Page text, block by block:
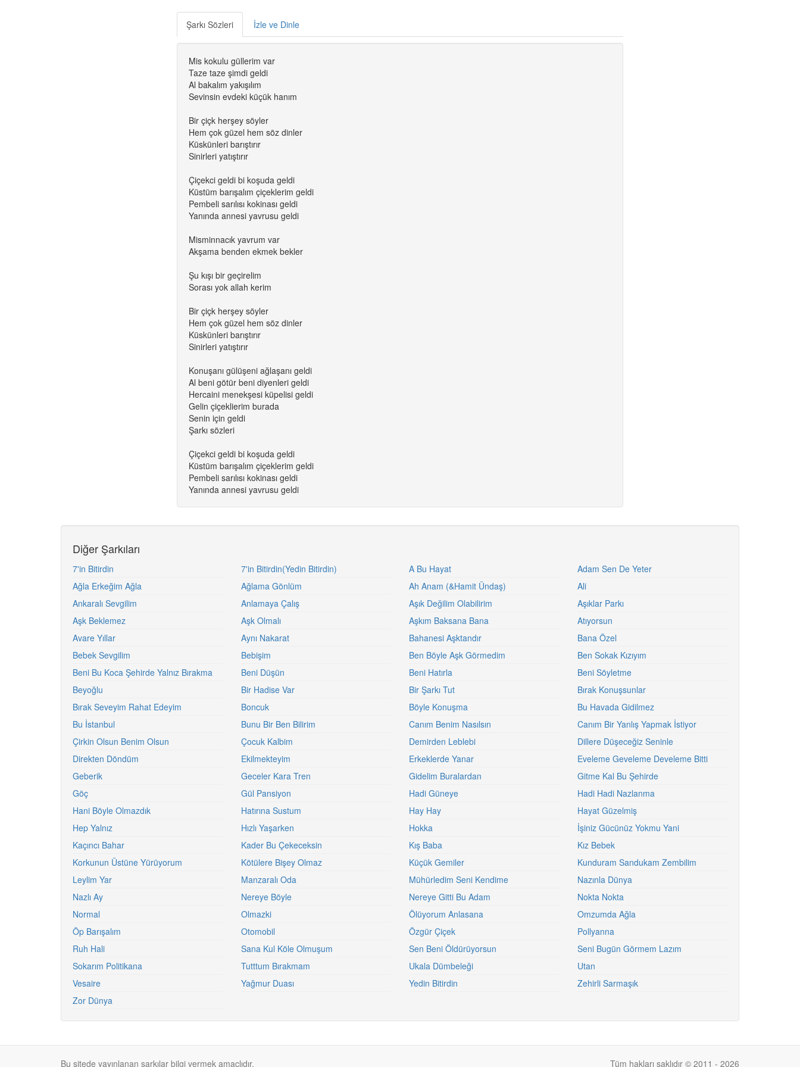
Şarkı Sözleri İzle ve Dinle
Mis kokulu güllerim var
Taze taze şimdi geldi
Al bakalım yakışılım
Sevinsin evdeki küçük hanım
Bir çiçk herşey söyler
Hem çok güzel hem söz dinler
Küskünleri barıştırır
Sinirleri yatıştırır
Çiçekci geldi bi koşuda geldi
Küstüm barışalım çiçeklerim geldi
Pembeli sarılısı kokinası geldi
Yanında annesi yavrusu geldi
Misminnacık yavrum var
Akşama benden ekmek bekler
Şu kışı bir geçirelim
Sorası yok allah kerim
Bir çiçk herşey söyler
Hem çok güzel hem söz dinler
Küskünleri barıştırır
Sinirleri yatıştırır
Konuşanı gülüşeni ağlaşanı geldi
Al beni götür beni diyenleri geldi
Hercaini menekşesi küpelisi geldi
Gelin çiçeklierim burada
Senin için geldi
Şarkı sözleri
Çiçekci geldi bi koşuda geldi
Küstüm barışalım çiçeklerim geldi
Pembeli sarılısı kokinası geldi
Yanında annesi yavrusu geldi
Diğer Şarkıları
7'in Bitirdin 7'in Bitirdin(Yedin Bitirdin) A Bu Hayat
Adam Sen De Yeter
Ağla Erkeğim Ağla
Ağlama Gönlüm Ah Anam (&Hamit Ündaş)
Ali
Ankaralı Sevgilim
Anlamaya Çalış Aşık Değilim Olabilirim
Aşıklar Parkı
Aşk Beklemez
Aşk Olmalı Aşkım Baksana Bana
Atıyorsun
Avare Yıllar
Aynı Nakarat Bahanesi Aşktandır
Bana Özel
Bebek Sevgilim
Bebişim Ben Böyle Aşk Görmedim
Ben Sokak Kızıyım
Beni Bu Koca Şehirde Yalnız Bırakma
Beni Düşün Beni Hatırla
Beni Söyletme
Beyoğlu
Bir Hadise Var Bir Şarkı Tut
Bırak Konuşsunlar
Bırak Seveyim Rahat Edeyim
Boncuk Böyle Konuşma
Bu Havada Gidilmez
Bu İstanbul
Bunu Bir Ben Bilirim Canım Benim Nasılsın
Canım Bir Yanlış Yapmak İstiyor
Çirkin Olsun Benim Olsun
Çocuk Kalbim Demirden Leblebi
Dillere Düşeceğiz Seninle
Direkten Döndüm
Ekilmekteyim Erkeklerde Yanar
Eveleme Geveleme Develeme Bitti
Geberik
Geceler Kara Tren Gidelim Buralardan
Gitme Kal Bu Şehirde
Göç
Gül Pansiyon Hadi Güneye
Hadi Hadi Nazlanma
Hani Böyle Olmazdık
Hatırına Sustum Hay Hay
Hayat Güzelmiş
Hep Yalnız
Hızlı Yaşarken Hokka
İşiniz Gücünüz Yokmu Yani
Kaçıncı Bahar
Kader Bu Çekeceksin Kış Baba
Kız Bebek
Korkunun Üstüne Yürüyorum
Kötülere Bişey Olmaz Küçük Gemiler
Kunduram Sandukam Zembilim
Leylim Yar
Manzaralı Oda Mühürledim Seni Kendime
Nazınla Dünya
Nazlı Ay
Nereye Böyle Nereye Gitti Bu Adam
Nokta Nokta
Normal
Olmazki Ölüyorum Anlasana
Omzumda Ağla
Öp Barışalım
Otomobil Özgür Çiçek
Pollyanna
Ruh Hali
Sana Kul Köle Olmuşum Sen Beni Öldürüyorsun
Seni Bugün Görmem Lazım
Sokarım Politikana
Tutttum Bırakmam Ukala Dümbeleği
Utan
Vesaire
Yağmur Duası Yedin Bitirdin
Zehirli Sarmaşık
Zor Dünya
Tüm hakları saklıdır © 2011 - 2026
Bu sitede yayınlanan şarkılar bilgi vermek amaçlıdır.